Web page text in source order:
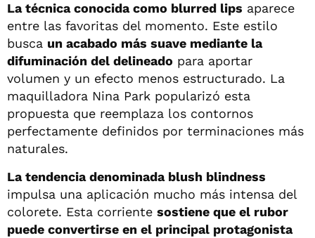
La técnica conocida como blurred lips aparece
entre las favoritas del momento. Este estilo
busca un acabado más suave mediante la
difuminación del delineado para aportar
volumen y un efecto menos estructurado. La
maquilladora Nina Park popularizó esta
propuesta que reemplaza los contornos
perfectamente definidos por terminaciones más
naturales.
La tendencia denominada blush blindness
impulsa una aplicación mucho más intensa del
colorete. Esta corriente sostiene que el rubor
puede convertirse en el principal protagonista